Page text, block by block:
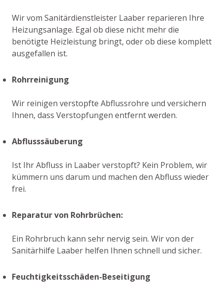
Wir vom Sanitärdienstleister Laaber reparieren Ihre
Heizungsanlage. Egal ob diese nicht mehr die
benötigte Heizleistung bringt, oder ob diese komplett
ausgefallen ist.
Rohrreinigung
Wir reinigen verstopfte Abflussrohre und versichern
Ihnen, dass Verstopfungen entfernt werden.
Abflusssäuberung
Ist Ihr Abfluss in Laaber verstopft? Kein Problem, wir
kümmern uns darum und machen den Abfluss wieder
frei.
Reparatur von Rohrbrüchen:
Ein Rohrbruch kann sehr nervig sein. Wir von der
Sanitärhilfe Laaber helfen Ihnen schnell und sicher.
Feuchtigkeitsschäden-Beseitigung